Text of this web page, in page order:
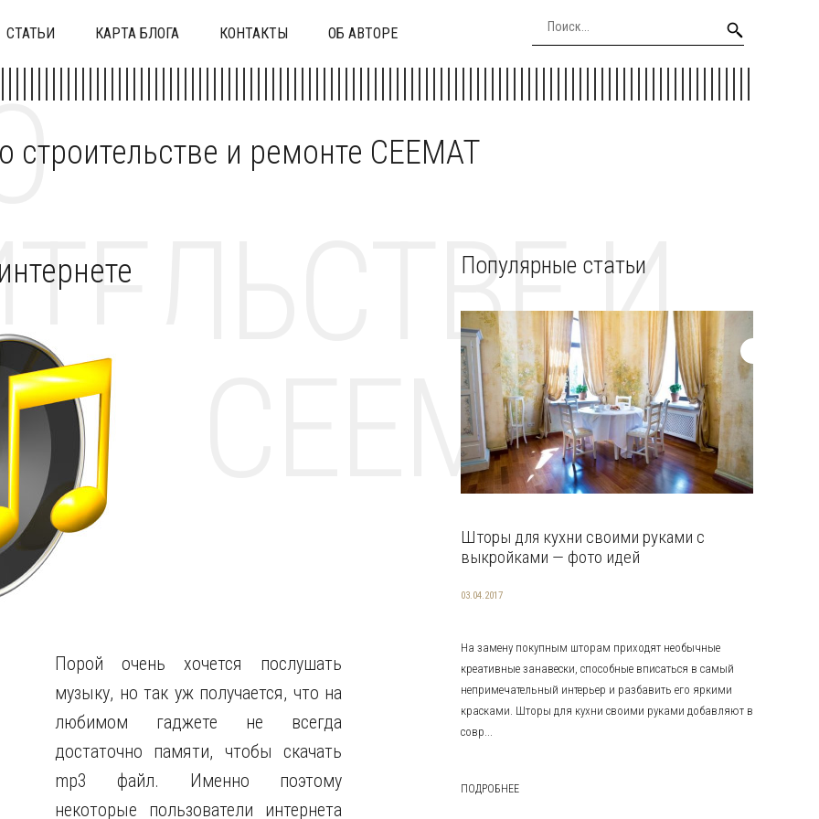
СТАТЬИ КАРТА БЛОГА КОНТАКТЫ ОБ АВТОРЕ
строительстве и ремонте CEEMAT
И
CEEMAT
Порой очень хочется послушать
музыку, но так уж получается, что на
любимом гаджете не всегда
достаточно памяти, чтобы скачать
mp3 файл. Именно поэтому
некоторые пользователи интернета
Популярные статьи
Шторы для кухни своими руками с
выкройками — фото идей
03.04.2017
На замену покупным шторам приходят необычные
креативные занавески, способные вписаться в самый
непримечательный интерьер и разбавить его яркими
красками. Шторы для кухни своими руками добавляют в
совр...
ПОДРОБНЕЕ